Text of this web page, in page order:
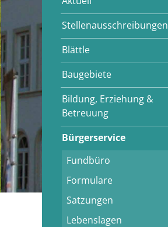
Stellenausschreibungen
Blättle
Baugebiete
Bildung, Erziehung &
Betreuung
Bürgerservice
Fundbüro
Formulare
Satzungen
Lebenslagen